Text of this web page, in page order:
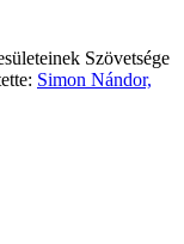
Szövetsége
Simon Nándor,